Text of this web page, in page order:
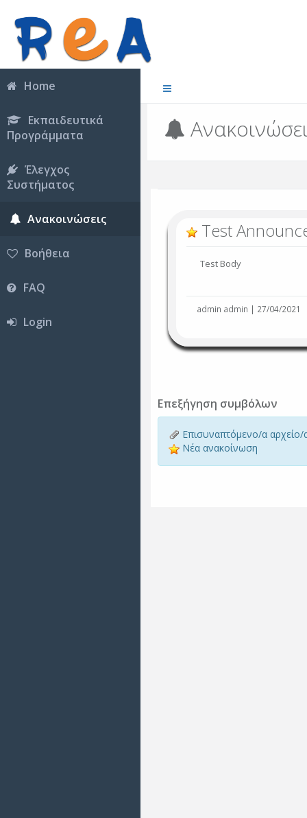
Home
Εκπαιδευτικά
Προγράμματα
Έλεγχος
Συστήματος
Ανακοινώσεις
Βοήθεια
FAQ
Login
Test
Test Body
admin admin | 27/04/2021
Επεξήγηση συμβόλων
Επισυναπτόμενο/α αρχείο/
Νέα ανακοίνωση